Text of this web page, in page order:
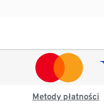
Metody płatności